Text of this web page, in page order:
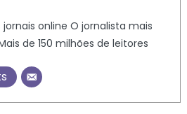
online O jornalista mais
de 150 milhões de leitores